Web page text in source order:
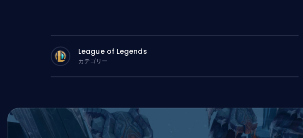
League of Legends
カテゴリー